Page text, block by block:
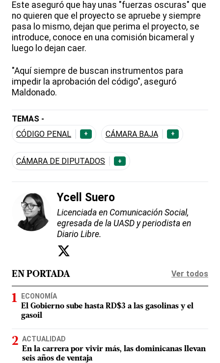
Este aseguró que hay unas "fuerzas oscuras" que
no quieren que el proyecto se apruebe y siempre
pasa lo mismo, dejan que perima el proyecto, se
introduce, conoce en una comisión bicameral y
luego lo dejan caer.
"Aquí siempre de buscan instrumentos para
impedir la aprobación del código", aseguró
Maldonado.
TEMAS -
CÓDIGO PENAL
+ CÁMARA BAJA +
CÁMARA DE DIPUTADOS +
Ycell Suero
Licenciada en Comunicación Social,
egresada de la UASD y periodista en
Diario Libre.
EN PORTADA Ver todos
ECONOMÍA
El Gobierno sube hasta RD$3 a las gasolinas y el
gasoil
ACTUALIDAD
En la carrera por vivir más, las dominicanas llevan
seis años de ventaja